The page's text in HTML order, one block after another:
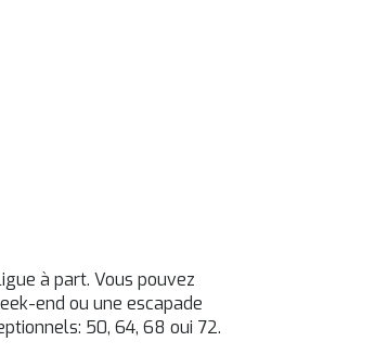
à part. Vous pouvez
end ou une escapade
50, 64, 68 oui 72.